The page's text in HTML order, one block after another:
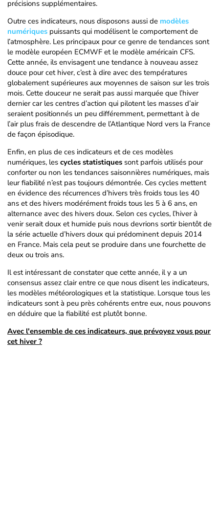
précisions supplémentaires.
Outre ces indicateurs, nous disposons aussi de modèles
numériques puissants qui modélisent le comportement de
l’atmosphère. Les principaux pour ce genre de tendances sont
le modèle européen ECMWF et le modèle américain CFS.
Cette année, ils envisagent une tendance à nouveau assez
douce pour cet hiver, c’est à dire avec des températures
globalement supérieures aux moyennes de saison sur les trois
mois. Cette douceur ne serait pas aussi marquée que l’hiver
dernier car les centres d’action qui pilotent les masses d’air
seraient positionnés un peu différemment, permettant à de
l’air plus frais de descendre de l’Atlantique Nord vers la France
de façon épisodique.
Enfin, en plus de ces indicateurs et de ces modèles
numériques, les cycles statistiques sont parfois utilisés pour
conforter ou non les tendances saisonnières numériques, mais
leur fiabilité n’est pas toujours démontrée. Ces cycles mettent
en évidence des récurrences d’hivers très froids tous les 40
ans et des hivers modérément froids tous les 5 à 6 ans, en
alternance avec des hivers doux. Selon ces cycles, l’hiver à
venir serait doux et humide puis nous devrions sortir bientôt de
la série actuelle d’hivers doux qui prédominent depuis 2014
en France. Mais cela peut se produire dans une fourchette de
deux ou trois ans.
Il est intéressant de constater que cette année, il y a un
consensus assez clair entre ce que nous disent les indicateurs,
les modèles météorologiques et la statistique. Lorsque tous les
indicateurs sont à peu près cohérents entre eux, nous pouvons
en déduire que la fiabilité est plutôt bonne.
Avec l'ensemble de ces indicateurs, que prévoyez vous pour
cet hiver ?